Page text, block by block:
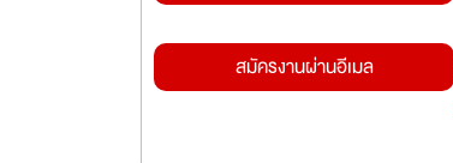
สมัครงานผ่านอีเมล